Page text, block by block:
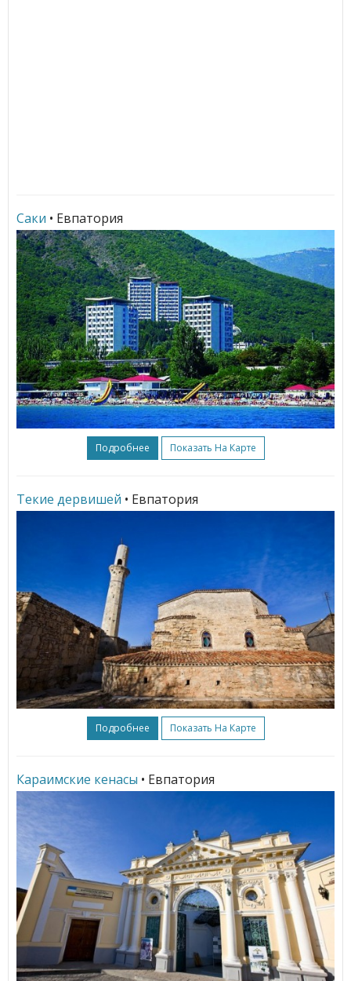
Саки • Евпатория
Подробнее Показать На Карте
Текие дервишей • Евпатория
Подробнее Показать На Карте
Караимские кенасы • Евпатория